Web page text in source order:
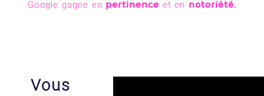
Google gagne en pertinence et en notoriété.
Vous